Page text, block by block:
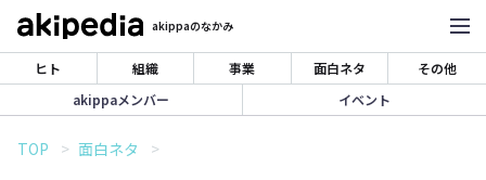
akippaのなかみ
ヒト 組織 事業 面白ネタ
その他
akippaメンバー
イベント
TOP 面白ネタ